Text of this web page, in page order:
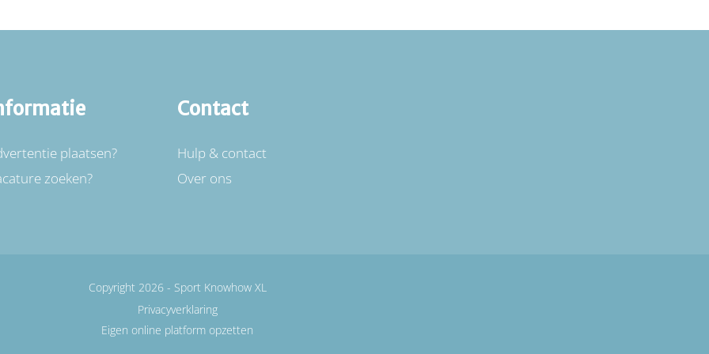
plaatsen?
zoeken?
Contact
Hulp & contact
Over ons
Copyright 2026 - Sport Knowhow XL
Privacyverklaring
Eigen online platform opzetten